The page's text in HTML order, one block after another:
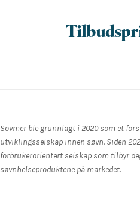
Sovmer ble grunnlagt i 2020 som et
utviklingsselskap innen søvn. Siden
forbrukerorientert selskap som tilbyr
søvnhelseproduktene på markedet.